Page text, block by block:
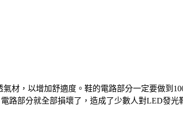
材，以增加舒適度。鞋的電路部分一定要做到
路部分就全部損壞了，造成了少數人對LED發